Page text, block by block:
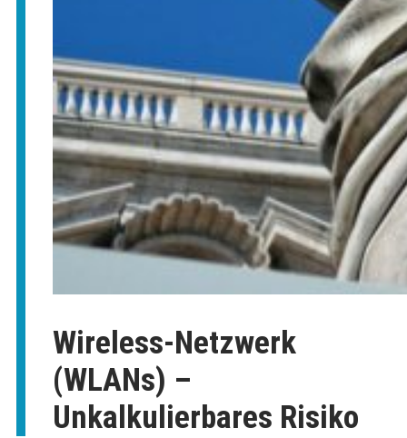
Wireless-Netzwerk
(WLANs) –
Unkalkulierbares Risiko